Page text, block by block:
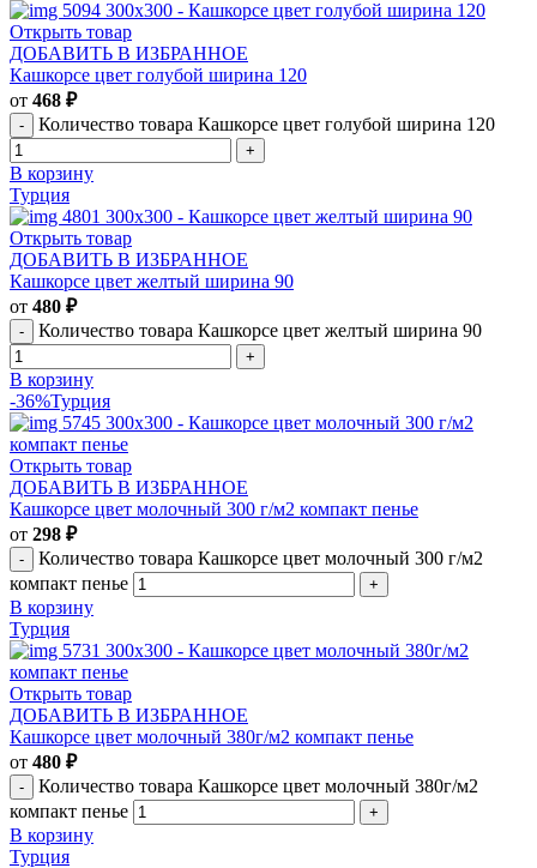
Открыть товар
ДОБАВИТЬ В ИЗБРАННОЕ
Кашкорсе цвет голубой ширина 120
от 468 ₽
Количество товара Кашкорсе цвет голубой ширина 120
В корзину
Турция
Открыть товар
ДОБАВИТЬ В ИЗБРАННОЕ
Кашкорсе цвет желтый ширина 90
от 480 ₽
Количество товара Кашкорсе цвет желтый ширина 90
В корзину
-36%Турция
Открыть товар
ДОБАВИТЬ В ИЗБРАННОЕ
Кашкорсе цвет молочный 300 г/м2 компакт пенье
от 298 ₽
Количество товара Кашкорсе цвет молочный 300 г/м2
компакт пенье
В корзину
Турция
Открыть товар
ДОБАВИТЬ В ИЗБРАННОЕ
Кашкорсе цвет молочный 380г/м2 компакт пенье
от 480 ₽
Количество товара Кашкорсе цвет молочный 380г/м2
компакт пенье
В корзину
Турция